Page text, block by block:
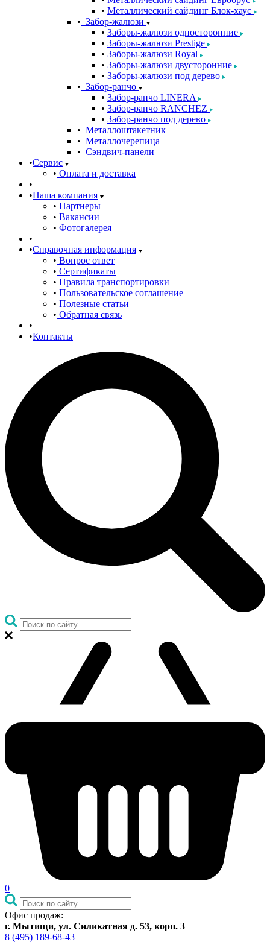
Металлический сайдинг Блок-хаус
Забор-жалюзи
Заборы-жалюзи односторонние
Заборы-жалюзи Prestige
Заборы-жалюзи Royal
Заборы-жалюзи двусторонние
Заборы-жалюзи под дерево
Забор-ранчо
Забор-ранчо LINERA
Забор-ранчо RANCHEZ
Забор-ранчо под дерево
Металлоштакетник
Металлочерепица
Сэндвич-панели
Сервис
Оплата и доставка
Наша компания
Партнеры
Вакансии
Фотогалерея
Справочная информация
Вопрос ответ
Сертификаты
Правила транспортировки
Пользовательское соглашение
Полезные статьи
Обратная связь
Контакты
0
Офис продаж:
г. Мытищи, ул. Силикатная д. 53, корп. 3
8 (495) 189-68-43